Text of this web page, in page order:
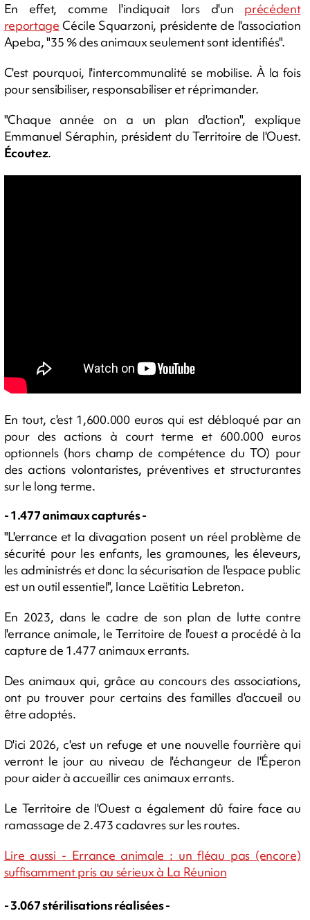
En effet, comme l'indiquait lors d'un précédent
reportage Cécile Squarzoni, présidente de l'association
Apeba, "35 % des animaux seulement sont identifiés".
C'est pourquoi, l'intercommunalité se mobilise. À la fois
pour sensibiliser, responsabiliser et réprimander.
"Chaque année on a un plan d'action", explique
Emmanuel Séraphin, président du Territoire de l'Ouest.
Écoutez.
En tout, c'est 1,600.000 euros qui est débloqué par an
pour des actions à court terme et 600.000 euros
optionnels (hors champ de compétence du TO) pour
des actions volontaristes, préventives et structurantes
sur le long terme.
- 1.477 animaux capturés -
"L'errance et la divagation posent un réel problème de
sécurité pour les enfants, les gramounes, les éleveurs,
les administrés et donc la sécurisation de l'espace public
est un outil essentiel", lance Laëtitia Lebreton.
En 2023, dans le cadre de son plan de lutte contre
l'errance animale, le Territoire de l'ouest a procédé à la
capture de 1.477 animaux errants.
Des animaux qui, grâce au concours des associations,
ont pu trouver pour certains des familles d'accueil ou
être adoptés.
D'ici 2026, c'est un refuge et une nouvelle fourrière qui
verront le jour au niveau de l'échangeur de l'Éperon
pour aider à accueillir ces animaux errants.
Le Territoire de l'Ouest a également dû faire face au
ramassage de 2.473 cadavres sur les routes.
Lire aussi - Errance animale : un fléau pas (encore)
suffisamment pris au sérieux à La Réunion
- 3.067 stérilisations réalisées -